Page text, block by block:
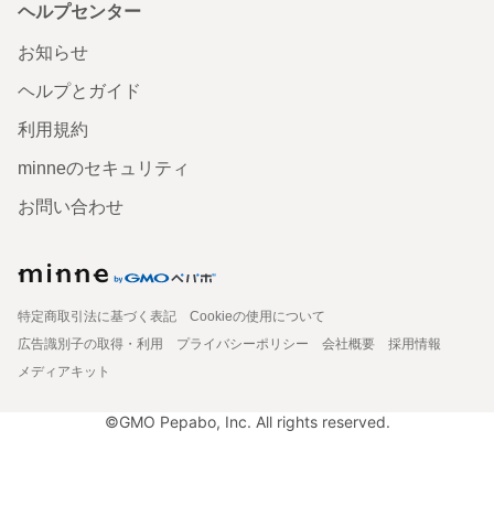
ヘルプセンター
お知らせ
ヘルプとガイド
利用規約
minneのセキュリティ
お問い合わせ
特定商取引法に基づく表記
Cookieの使用について
広告識別子の取得・利用
プライバシーポリシー 会社概要
採用情報
メディアキット
©GMO Pepabo, Inc. All rights reserved.